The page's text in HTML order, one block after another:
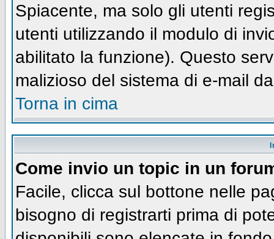
Spiacente, ma solo gli utenti
utenti utilizzando il modulo di
abilitato la funzione). Questo
malizioso del sistema di e-mail
Torna in cima
Come invio un topic in un
Facile, clicca sul bottone nelle
bisogno di registrarti prima di